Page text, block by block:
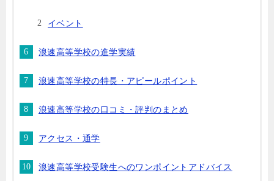
イベント
浪速高等学校の進学実績
浪速高等学校の特長・アピールポイント
浪速高等学校の口コミ・評判のまとめ
アクセス・通学
浪速高等学校受験生へのワンポイントアドバイス